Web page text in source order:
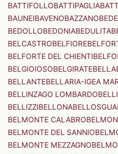
BATTIFOLLOBATTIPAGLIA
BAUNEIBAVENOBAZZANO
BEDOLLOBEDONIABEDULITA
BELCASTROBELFIORE
BELFORTE DEL CHIENTI
BELGIOIOSOBELGIRATEBELLA
BELLANTEBELLARIA-IGEA
BELLINZAGO LOMBARDO
BELLIZZIBELLONA
BELMONTE CALABRO
BELMONTE DEL SANNIO
BELMONTE MEZZAGNO